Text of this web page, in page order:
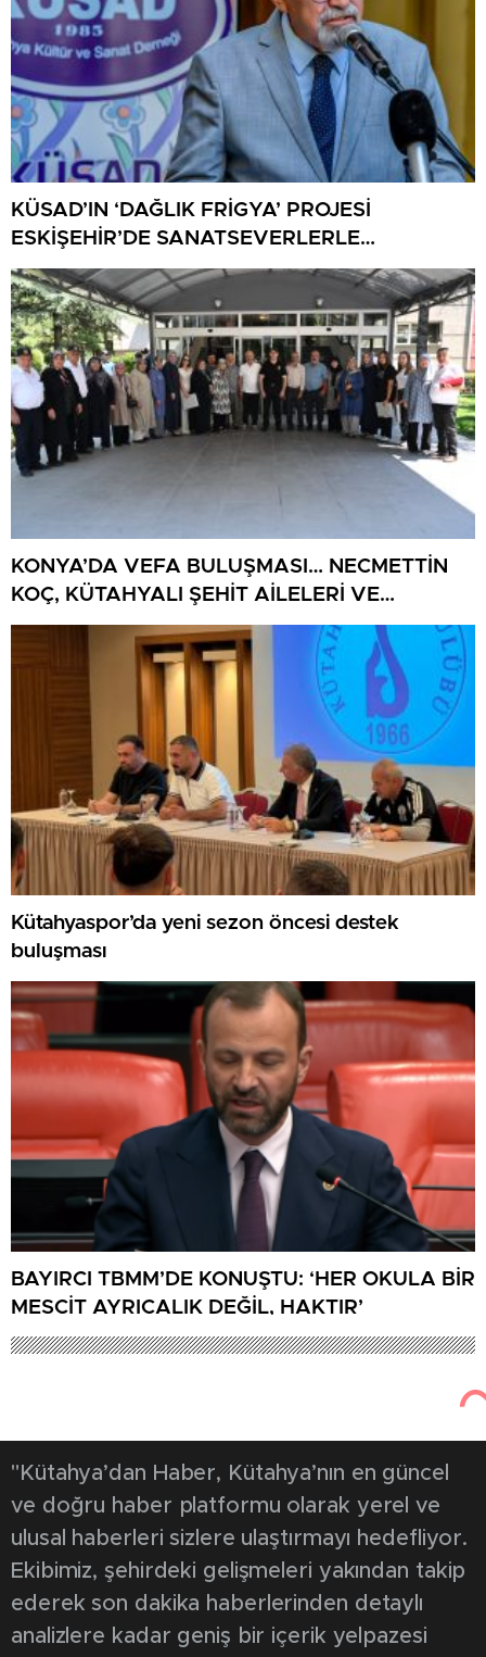
KÜSAD’IN ‘DAĞLIK FRİGYA’ PROJESİ
ESKİŞEHİR’DE SANATSEVERLERLE
BULUŞUYOR
KONYA’DA VEFA BULUŞMASI… NECMETTİN
KOÇ, KÜTAHYALI ŞEHİT AİLELERİ VE
GAZİLERİ AĞIRLADI
Kütahyaspor’da yeni sezon öncesi destek
buluşması
BAYIRCI TBMM’DE KONUŞTU: ‘HER OKULA BİR
MESCİT AYRICALIK DEĞİL, HAKTIR’
"Kütahya’dan Haber, Kütahya’nın en güncel
ve doğru haber platformu olarak yerel ve
ulusal haberleri sizlere ulaştırmayı hedefliyor.
Ekibimiz, şehirdeki gelişmeleri yakından takip
ederek son dakika haberlerinden detaylı
analizlere kadar geniş bir içerik yelpazesi